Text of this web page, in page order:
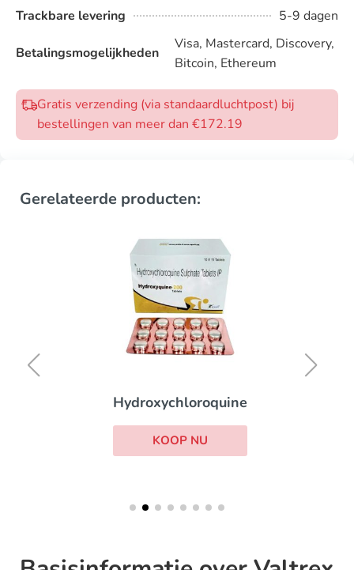
Trackbare levering 5-9 dagen
Betalingsmogelijkheden
Visa, Mastercard, Discovery,
Bitcoin, Ethereum
Gratis verzending (via standaardluchtpost) bij
bestellingen van meer dan €172.19
Gerelateerde producten:
Hydroxychloroquine
KOOP NU